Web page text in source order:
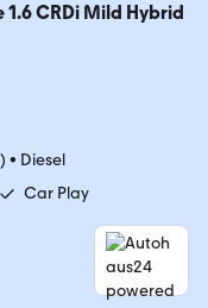
Mild Hybrid
• Diesel
Car Play